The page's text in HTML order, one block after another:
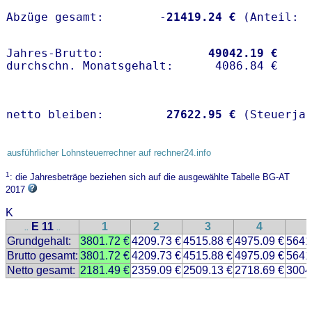
Abzüge gesamt:        -21419.24 €
Jahres-Brutto: 49042.19 €
netto bleiben: 27622.95 €
ausführlicher Lohnsteuerrechner auf rechner24.info
1: die Jahresbeträge beziehen sich auf die ausgewählte Tabelle BG-AT
2017
K
.. E 11 .. 1 2 3 4
Grundgehalt:
3801.72 €4209.73 €4515.88 €4975.09 €
Brutto gesamt: 3801.72 €4209.73 €4515.88 €4975.09 €
Netto gesamt: 2181.49 € 2359.09 € 2509.13 € 2718.69 €